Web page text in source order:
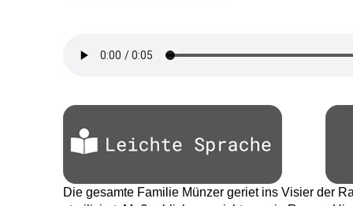
Die gesamte Familie Münzer geriet ins Visier der